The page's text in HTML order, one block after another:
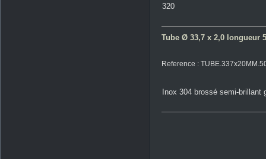
320
Tube Ø 33,7 x 2,0 longueur
Reference :
Inox 304 brossé semi-brillant